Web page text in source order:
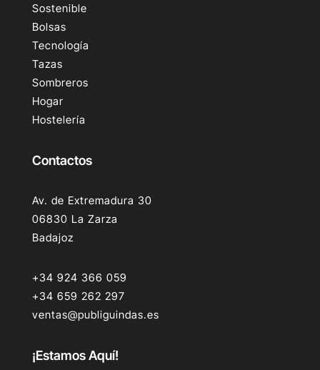
Sostenible
Bolsas
Tecnología
Tazas
Sombreros
Hogar
Hostelería
Contactos
Av. de Extremadura 30
06830 La Zarza
Badajoz
+34 924 366 059
+34 659 262 297
ventas@publiguindas.es
¡Estamos Aquí!